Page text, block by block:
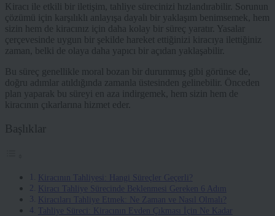
Kiracı ile etkili bir iletişim, tahliye sürecinizi hızlandırabilir. Sorunun
çözümü için karşılıklı anlayışa dayalı bir yaklaşım benimsemek, hem
sizin hem de kiracınız için daha kolay bir süreç yaratır. Yasalar
çerçevesinde uygun bir şekilde hareket ettiğinizi kiracıya ilettiğiniz
zaman, belki de olaya daha yapıcı bir açıdan yaklaşabilir.
Bu süreç genellikle moral bozan bir durummuş gibi görünse de,
doğru adımlar atıldığında zamanla üstesinden gelinebilir. Önceden
plan yaparak bu süreyi en aza indirgemek, hem sizin hem de
kiracının çıkarlarına hizmet eder.
Başlıklar
Kiracının Tahliyesi: Hangi Süreçler Geçerli?
Kiracı Tahliye Sürecinde Beklenmesi Gereken 6 Adım
Kiracıları Tahliye Etmek: Ne Zaman ve Nasıl Olmalı?
Tahliye Süreci: Kiracının Evden Çıkması İçin Ne Kadar